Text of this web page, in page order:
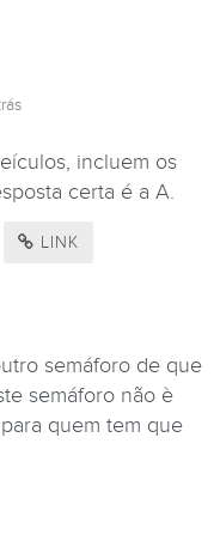
incluem os
certa é a A.
LINK
semáforo de que
semáforo não è
quem tem que